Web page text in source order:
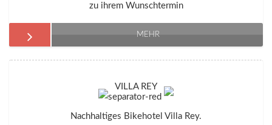
zu ihrem Wunschtermin
MEHR
VILLA REY
Nachhaltiges Bikehotel Villa Rey.